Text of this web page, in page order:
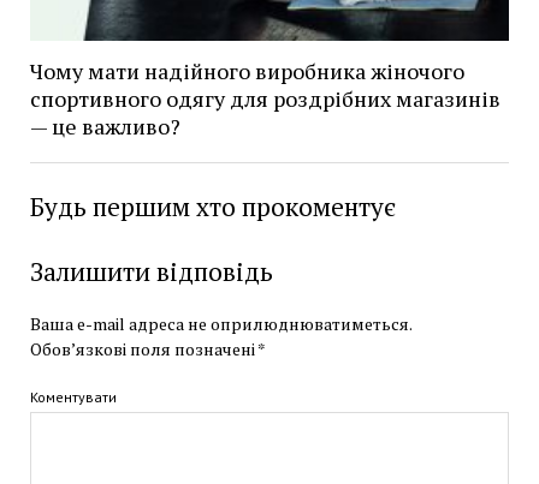
Чому мати надійного виробника жіночого
спортивного одягу для роздрібних магазинів
— це важливо?
Будь першим хто прокоментує
Залишити відповідь
Ваша e-mail адреса не оприлюднюватиметься.
Обов’язкові поля позначені *
Коментувати